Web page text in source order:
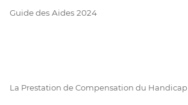
Guide des Aides 2024
La Prestation de Compensation du Handicap